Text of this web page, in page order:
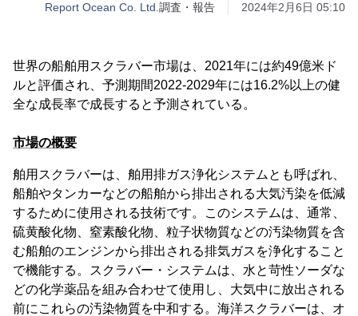
Report Ocean Co. Ltd. 調査・報告 2024年2月6日 05:10
世界の船舶用スクラバー市場は、2021年には約49億米ド
ルと評価され、予測期間2022-2029年には16.2%以上の健
全な成長率で成長すると予測されている。
市場の概要
舶用スクラバーは、舶用排ガス浄化システムとも呼ばれ、
船舶やタンカーなどの船舶から排出される大気汚染を低減
するために使用される技術です。このシステムは、通常、
硫黄酸化物、窒素酸化物、粒子状物質などの汚染物質を含
む船舶のエンジンから排出される排気ガスを浄化すること
で機能する。スクラバー・システムは、水と苛性ソーダな
どの化学薬品を組み合わせて使用し、大気中に放出される
前にこれらの汚染物質を中和する。海洋スクラバーは、オ